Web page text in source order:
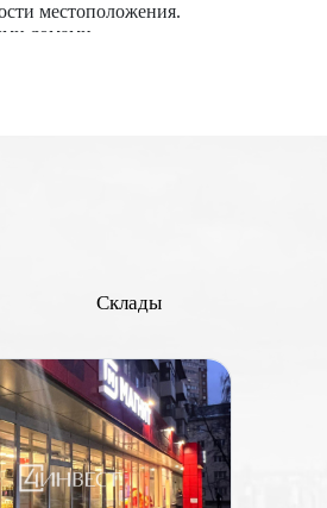
местоположения.
домами.
больше покупателей и
выше. Наличие всех
могут повысить
условий.
или продаже
Склады